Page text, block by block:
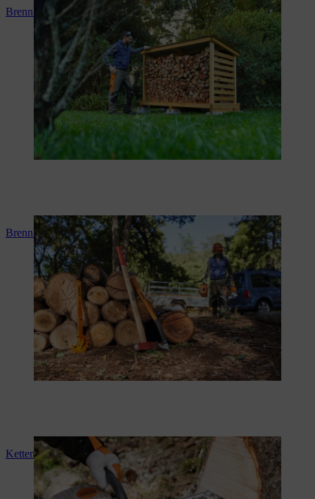
Brennholz lagern
Brennholz sägen
Kettensägenschein